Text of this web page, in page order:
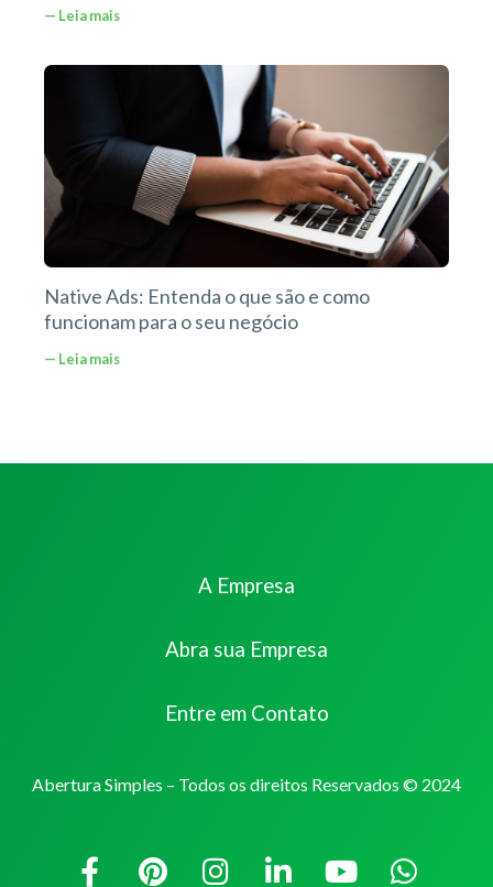
— Leia mais
Native Ads: Entenda o que são e como
funcionam para o seu negócio
— Leia mais
A Empresa
Abra sua Empresa
Entre em Contato
Abertura Simples – Todos os direitos Reservados © 2024